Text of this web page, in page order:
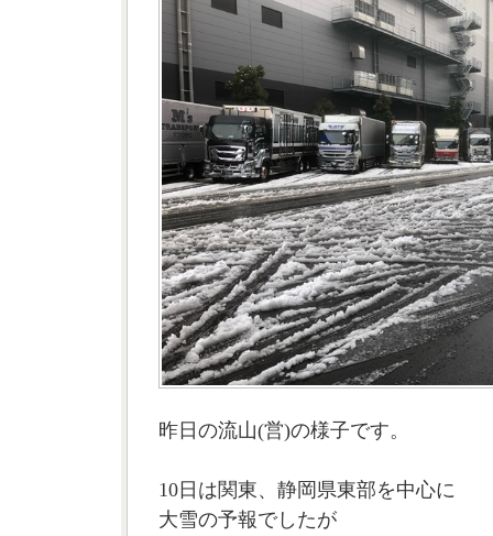
昨日の流山(営)の様子です。
10日は関東、静岡県東部を中心に
大雪の予報でしたが